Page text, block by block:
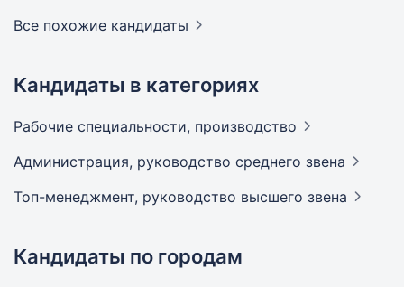
Все похожие кандидаты
Кандидаты в категориях
Рабочие специальности, производство
Администрация, руководство среднего звена
Топ-менеджмент, руководство высшего звена
Кандидаты по городам